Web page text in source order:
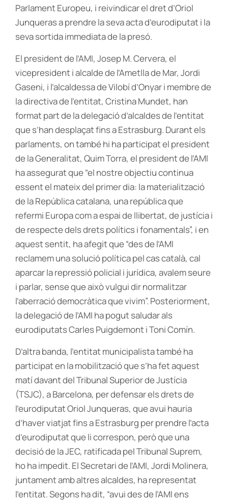
Parlament Europeu, i reivindicar el dret d’Oriol
Junqueras a prendre la seva acta d’eurodiputat i la
seva sortida immediata de la presó.
El president de l’AMI, Josep M. Cervera, el
vicepresident i alcalde de l’Ametlla de Mar, Jordi
Gaseni, i l’alcaldessa de Vilobí d’Onyar i membre de
la directiva de l’entitat, Cristina Mundet, han
format part de la delegació d’alcaldes de l’entitat
que s’han desplaçat fins a Estrasburg. Durant els
parlaments, on també hi ha participat el president
de la Generalitat, Quim Torra, el president de l’AMI
ha assegurat que “el nostre objectiu continua
essent el mateix del primer dia: la materialització
de la República catalana, una república que
refermi Europa com a espai de llibertat, de justícia i
de respecte dels drets polítics i fonamentals”, i en
aquest sentit, ha afegit que “des de l’AMI
reclamem una solució política pel cas català, cal
aparcar la repressió policial i jurídica, avalem seure
i parlar, sense que això vulgui dir normalitzar
l’aberració democràtica que vivim”. Posteriorment,
la delegació de l’AMI ha pogut saludar als
eurodiputats Carles Puigdemont i Toni Comín.
D’altra banda, l’entitat municipalista també ha
participat en la mobilització que s’ha fet aquest
matí davant del Tribunal Superior de Justícia
(TSJC), a Barcelona, per defensar els drets de
l’eurodiputat Oriol Junqueras, que avui hauria
d’haver viatjat fins a Estrasburg per prendre l’acta
d’eurodiputat que li correspon, però que una
decisió de la JEC, ratificada pel Tribunal Suprem,
ho ha impedit. El Secretari de l’AMI, Jordi Molinera,
juntament amb altres alcaldes, ha representat
l’entitat. Segons ha dit, “avui des de l’AMI ens